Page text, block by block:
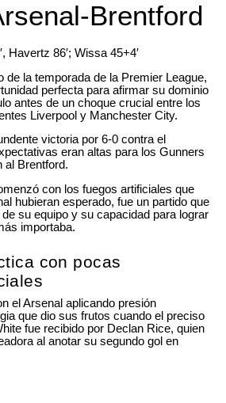
Brentford
Havertz 86′; Wissa 45+4′
de la temporada de la Premier League,
perfecta para afirmar su dominio
antes de un choque crucial entre los
Liverpool y Manchester City.
victoria por 6-0 contra el
eran altas para los Gunners
al Brentford.
con los fuegos artificiales que
hubieran esperado, fue un partido que
su equipo y su capacidad para lograr
importaba.
con pocas
el Arsenal aplicando presión
que dio sus frutos cuando el preciso
fue recibido por Declan Rice, quien
al anotar su segundo gol en